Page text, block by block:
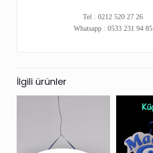
Tel : 0212 520 27 26
Whatsapp : 0533 231 94 85
İlgili ürünler